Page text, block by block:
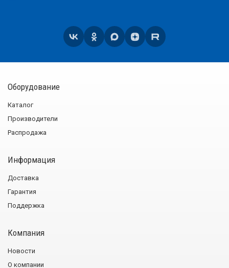
Оборудование
Каталог
Производители
Распродажа
Информация
Доставка
Гарантия
Поддержка
Компания
Новости
О компании